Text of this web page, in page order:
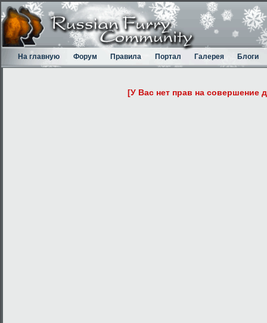
На главную Форум Правила Портал Галерея Блоги
[У Вас нет прав на совершение